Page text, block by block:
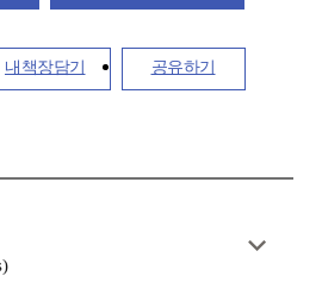
내책장담기 공유하기